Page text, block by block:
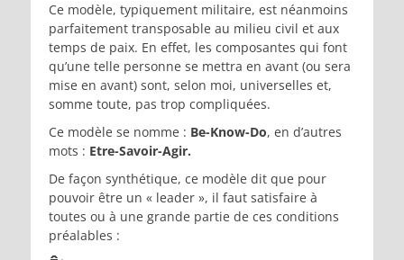
Ce modèle, typiquement militaire, est néanmoins
parfaitement transposable au milieu civil et aux
temps de paix. En effet, les composantes qui font
qu’une telle personne se mettra en avant (ou sera
mise en avant) sont, selon moi, universelles et,
somme toute, pas trop compliquées.
Ce modèle se nomme : Be-Know-Do, en d’autres
mots : Etre-Savoir-Agir.
De façon synthétique, ce modèle dit que pour
pouvoir être un « leader », il faut satisfaire à
toutes ou à une grande partie de ces conditions
préalables :